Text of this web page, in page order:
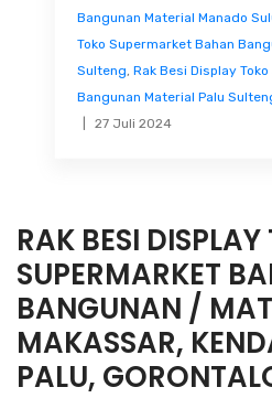
Bangunan Material Manado
Toko Supermarket Bahan
Sulteng Rak Besi Display
Bangunan Material Palu
27 Juli 2024
RAK BESI
SUPERMARKET
BANGUNAN /
MAKASSAR,
PALU,